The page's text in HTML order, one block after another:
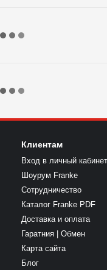
Клиентам
Вход в личный кабинет
Шоурум Franke
Сотрудничество
Каталог Franke PDF
Доставка и оплата
Гаратния | Обмен
Карта сайта
Блог